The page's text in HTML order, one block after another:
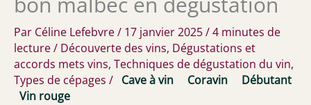
Par Céline Lefebvre/ 17 janvier 2025/4 minutes de
lecture/ Découverte des vins, Dégustations et
accords mets vins, Techniques de dégustation du vin,
Types de cépages / Cave à vin Coravin
Débutant
Vin rouge